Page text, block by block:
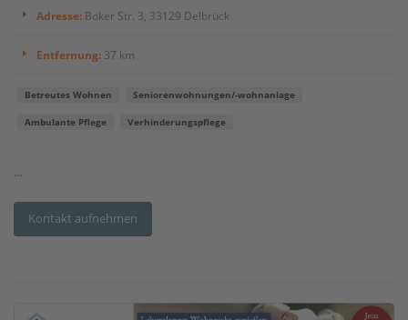
Adresse: Boker Str. 3, 33129 Delbrück
Entfernung: 37 km
Betreutes Wohnen Seniorenwohnungen/-wohnanlage
Ambulante Pflege Verhinderungspflege
...
Kontakt aufnehmen